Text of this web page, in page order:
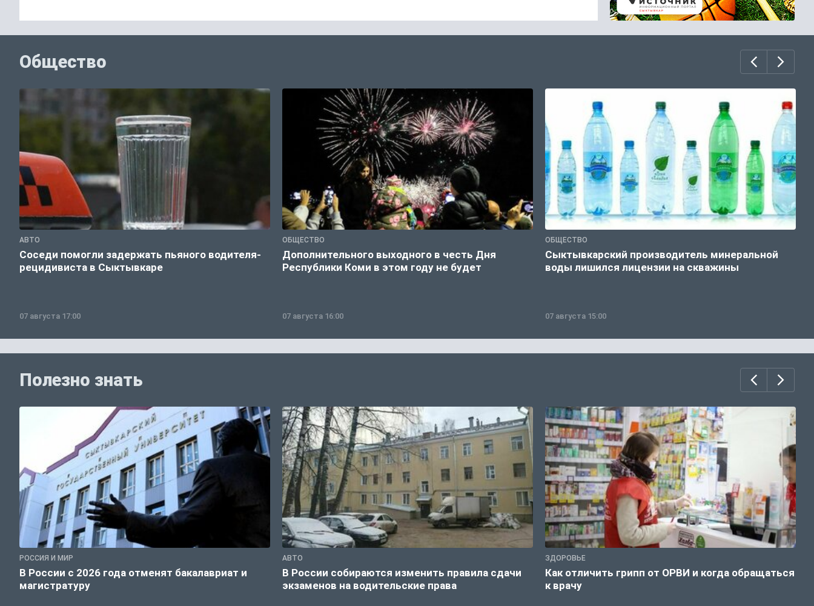
Общество
АВТО
Соседи помогли задержать пьяного водителя-
рецидивиста в Сыктывкаре
07 августа 17:00
ОБЩЕСТВО
Дополнительного выходного в честь Дня
Республики Коми в этом году не будет
07 августа 16:00
ОБЩЕСТВО
Сыктывкарский производитель минеральной
воды лишился лицензии на скважины
07 августа 15:00
Полезно знать
РОССИЯ И МИР
В России с 2026 года отменят бакалавриат и
магистратуру
АВТО
В России собираются изменить правила сдачи
экзаменов на водительские права
ЗДОРОВЬЕ
Как отличить грипп от ОРВИ и когда обращаться
к врачу